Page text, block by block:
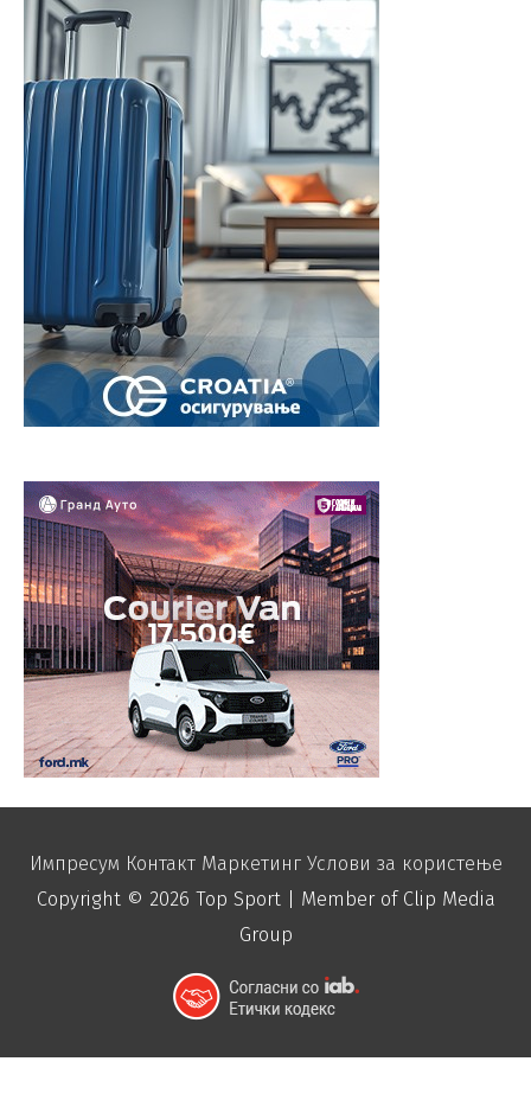
Импресум Контакт Маркетинг Услови за користење
Copyright © 2026 Top Sport| Member of Clip Media
Group